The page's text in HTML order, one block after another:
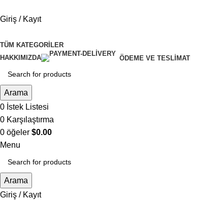
Giriş / Kayıt
TÜM KATEGORILER
HAKKIMIZDA
ÖDEME VE TESLIMAT
Arama
0 İstek Listesi
0 Karşılaştırma
0 öğeler $0.00
Menu
Arama
Giriş / Kayıt